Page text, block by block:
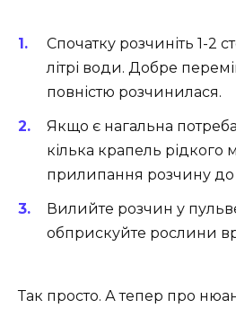
Спочатку розчиніть 1-2
літрі води. Добре
повністю розчинилася.
Якщо є нагальна
кілька крапель
прилипання розчину до
Вилийте розчин у
обприскуйте рослини
Так просто. А тепер про